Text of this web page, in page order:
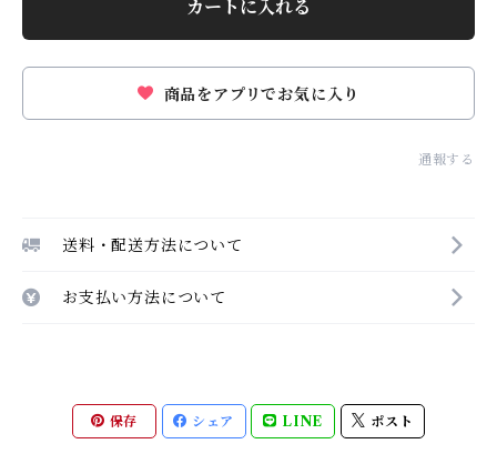
カートに入れる
商品をアプリでお気に入り
通報する
送料・配送方法について
お支払い方法について
保存 シェア LINE ポスト